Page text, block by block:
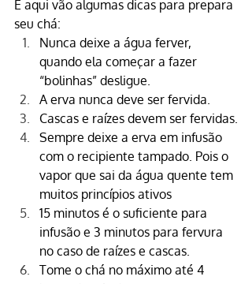
E aqui vão algumas dicas para prepara
seu chá:
Nunca deixe a água ferver,
quando ela começar a fazer
“bolinhas” desligue.
A erva nunca deve ser fervida.
Cascas e raízes devem ser fervidas.
Sempre deixe a erva em infusão
com o recipiente tampado. Pois o
vapor que sai da água quente tem
muitos princípios ativos
15 minutos é o suficiente para
infusão e 3 minutos para fervura
no caso de raízes e cascas.
Tome o chá no máximo até 4